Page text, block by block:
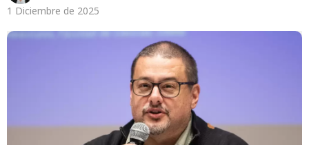
1 Diciembre de 2025